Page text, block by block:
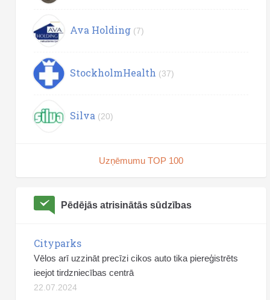
Ava Holding (7)
StockholmHealth (37)
Silva (20)
Uzņēmumu TOP 100
Pēdējās atrisinātās sūdzības
Cityparks
Vēlos arī uzzināt precīzi cikos auto tika piereģistrēts
ieejot tirdzniecības centrā
22.07.2024